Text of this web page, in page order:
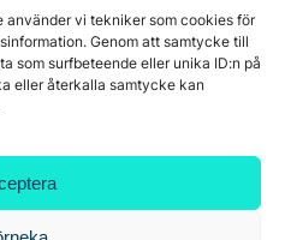
använder vi tekniker som cookies för
Genom att samtycke till
som surfbeteende eller unika ID:n på
eller återkalla samtycke kan